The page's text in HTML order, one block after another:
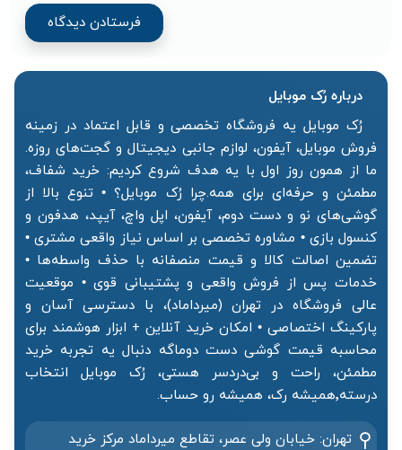
درباره رُک‌ موبایل
رُک موبایل یه فروشگاه تخصصی و قابل اعتماد در زمینه
فروش موبایل، آیفون، لوازم جانبی دیجیتال و گجت‌های روزه.
ما از همون روز اول با یه هدف شروع کردیم: خرید شفاف،
مطمئن و حرفه‌ای برای همه.چرا رُک موبایل؟ • تنوع بالا از
گوشی‌های نو و دست دوم، آیفون، اپل واچ، آیپد، هدفون و
کنسول بازی • مشاوره تخصصی بر اساس نیاز واقعی مشتری •
تضمین اصالت کالا و قیمت منصفانه با حذف واسطه‌ها •
خدمات پس از فروش واقعی و پشتیبانی قوی • موقعیت
عالی فروشگاه در تهران (میرداماد)، با دسترسی آسان و
پارکینگ اختصاصی • امکان خرید آنلاین + ابزار هوشمند برای
محاسبه قیمت گوشی دست دوماگه دنبال یه تجربه خرید
مطمئن، راحت و بی‌دردسر هستی، رُک موبایل انتخاب
درسته٬همیشه رک، همیشه رو حساب.
تهران: خیابان ولی عصر، تقاطع میرداماد مرکز خرید‌